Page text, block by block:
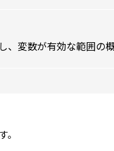
変数が有効な範囲の概